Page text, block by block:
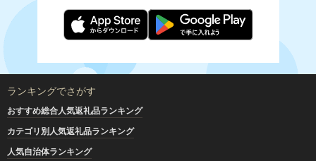
ランキングでさがす
おすすめ総合人気返礼品ランキング
カテゴリ別人気返礼品ランキング
人気自治体ランキング